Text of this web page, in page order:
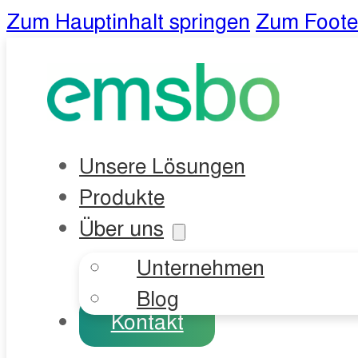
Zum Hauptinhalt springen Zum
Unsere Lösungen
Produkte
Über uns
Unternehmen
Blog
Kontakt